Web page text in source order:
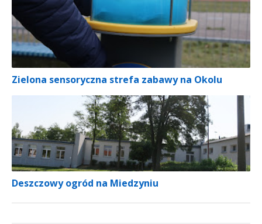
Zielona sensoryczna strefa zabawy na Okolu
Deszczowy ogród na Miedzyniu